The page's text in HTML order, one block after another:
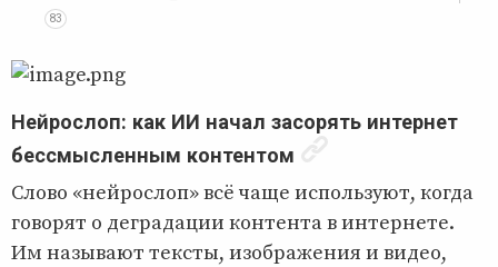
83
Нейрослоп: как ИИ начал засорять интернет
бессмысленным контентом
Слово «нейрослоп» всё чаще используют, когда
говорят о деградации контента в интернете.
Им называют тексты, изображения и видео,